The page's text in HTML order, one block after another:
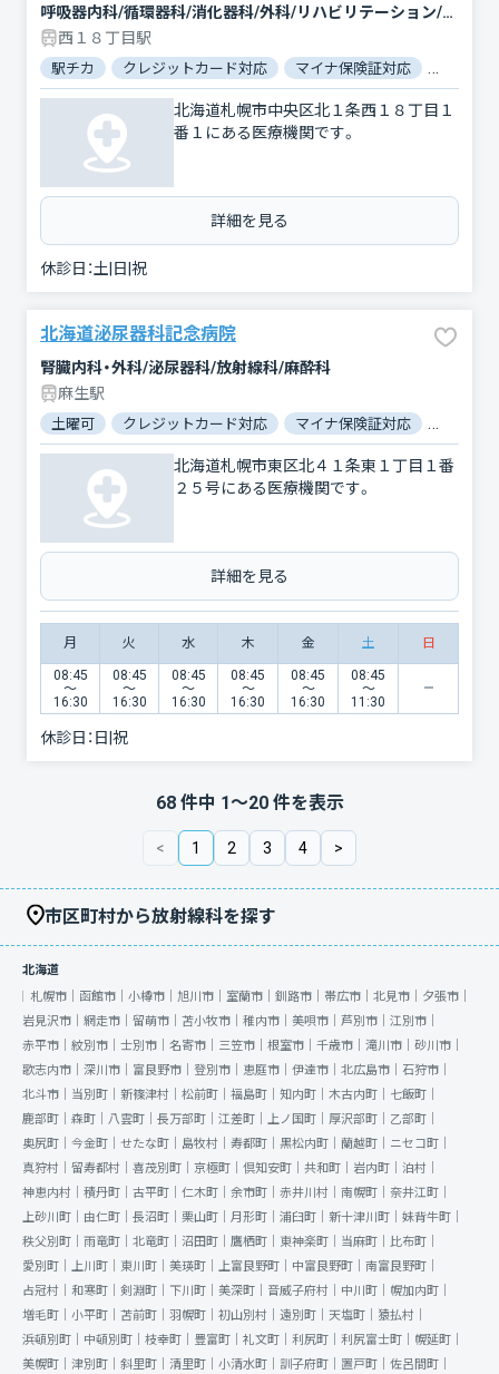
呼吸器内科/循環器科/消化器科/外科/リハビリテーション/放射線科/麻酔科
西１８丁目駅
駅チカ クレジットカード対応 マイナ保険証対応
北海道札幌市中央区北１条西１８丁目１
番１にある医療機関です。
詳細を見る
休診日：土|日|祝
北海道泌尿器科記念病院
腎臓内科・外科/泌尿器科/放射線科/麻酔科
麻生駅
土曜可 クレジットカード対応 マイナ保険証対応
北海道札幌市東区北４１条東１丁目１番
２５号にある医療機関です。
詳細を見る
月 火 水 木 金 土 日
08:45
〜
16:30
08:45
〜
16:30
08:45
〜
16:30
08:45
〜
16:30
08:45
〜
16:30
08:45
〜
11:30
休診日： 日|祝
68件中 1〜20件を表示
< 1 2 3 4 >
市区町村から放射線科を探す
北海道
札幌市｜ 函館市｜ 小樽市｜ 旭川市｜ 室蘭市｜ 釧路市｜ 帯広市｜ 北見市｜ 夕張市｜
岩見沢市｜ 網走市｜ 留萌市｜ 苫小牧市｜ 稚内市｜ 美唄市｜ 芦別市｜ 江別市｜
赤平市｜ 紋別市｜ 士別市｜ 名寄市｜ 三笠市｜ 根室市｜ 千歳市｜ 滝川市｜ 砂川市｜
歌志内市｜ 深川市｜ 富良野市｜ 登別市｜ 恵庭市｜ 伊達市｜ 北広島市｜ 石狩市｜
北斗市｜ 当別町｜ 新篠津村｜ 松前町｜ 福島町｜ 知内町｜ 木古内町｜ 七飯町｜
鹿部町｜ 森町｜ 八雲町｜ 長万部町｜ 江差町｜ 上ノ国町｜ 厚沢部町｜ 乙部町｜
奥尻町｜ 今金町｜ せたな町｜ 島牧村｜ 寿都町｜ 黒松内町｜ 蘭越町｜ ニセコ町｜
真狩村｜ 留寿都村｜ 喜茂別町｜ 京極町｜ 倶知安町｜ 共和町｜ 岩内町｜ 泊村｜
神恵内村｜ 積丹町｜ 古平町｜ 仁木町｜ 余市町｜ 赤井川村｜ 南幌町｜ 奈井江町｜
上砂川町｜ 由仁町｜ 長沼町｜ 栗山町｜ 月形町｜ 浦臼町｜ 新十津川町｜ 妹背牛町｜
秩父別町｜ 雨竜町｜ 北竜町｜ 沼田町｜ 鷹栖町｜ 東神楽町｜ 当麻町｜ 比布町｜
愛別町｜ 上川町｜ 東川町｜ 美瑛町｜ 上富良野町｜ 中富良野町｜ 南富良野町｜
占冠村｜ 和寒町｜ 剣淵町｜ 下川町｜ 美深町｜ 音威子府村｜ 中川町｜ 幌加内町｜
増毛町｜ 小平町｜ 苫前町｜ 羽幌町｜ 初山別村｜ 遠別町｜ 天塩町｜ 猿払村｜
浜頓別町｜ 中頓別町｜ 枝幸町｜ 豊富町｜ 礼文町｜ 利尻町｜ 利尻富士町｜ 幌延町｜
美幌町｜ 津別町｜ 斜里町｜ 清里町｜ 小清水町｜ 訓子府町｜ 置戸町｜ 佐呂間町｜